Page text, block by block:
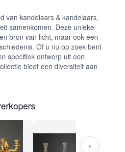
van kandelaars & kandelaars,
samenkomen. Deze unieke
bron van licht, maar ook een
Of u nu op zoek bent
specifiek ontwerp uit een
biedt een diversiteit aan
›